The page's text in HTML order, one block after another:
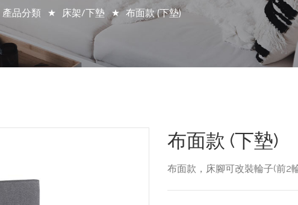
產品分類 床架/下墊 布面款 (下墊)
布面款 (下墊)
布面款，床腳可改裝輪子(前2